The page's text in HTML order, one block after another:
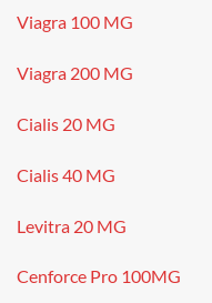
Viagra 100 MG
Viagra 200 MG
Cialis 20 MG
Cialis 40 MG
Levitra 20 MG
Cenforce Pro 100MG